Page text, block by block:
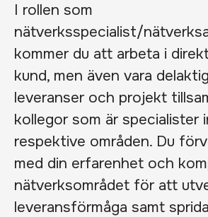
I rollen som
nätverksspecialist/
kommer du att arbeta i
kund, men även vara
leveranser och projekt
kollegor som är specialister
respektive områden. Du
med din erfarenhet och
nätverksområdet för att
leveransförmåga samt